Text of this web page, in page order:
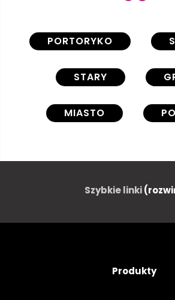
PORTORYKO
STARY
MIASTO
KOLONIALNE
Szybkie linki
Produkty